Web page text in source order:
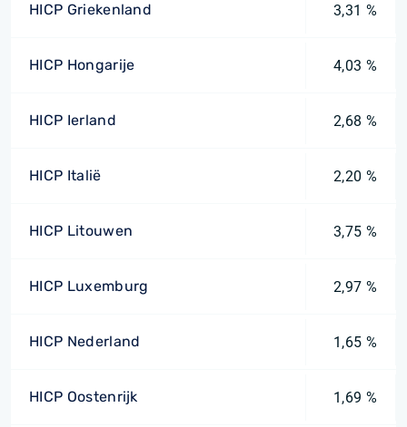
HICP Griekenland 3,31 %
HICP Hongarije 4,03 %
HICP Ierland 2,68 %
HICP Italië 2,20 %
HICP Litouwen 3,75 %
HICP Luxemburg 2,97 %
HICP Nederland 1,65 %
HICP Oostenrijk 1,69 %